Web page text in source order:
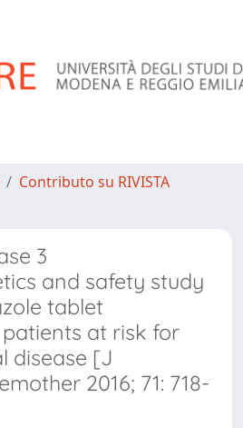
Contributo su RIVISTA
3
and safety study
tablet
at risk for
disease [J
2016; 71: 718-